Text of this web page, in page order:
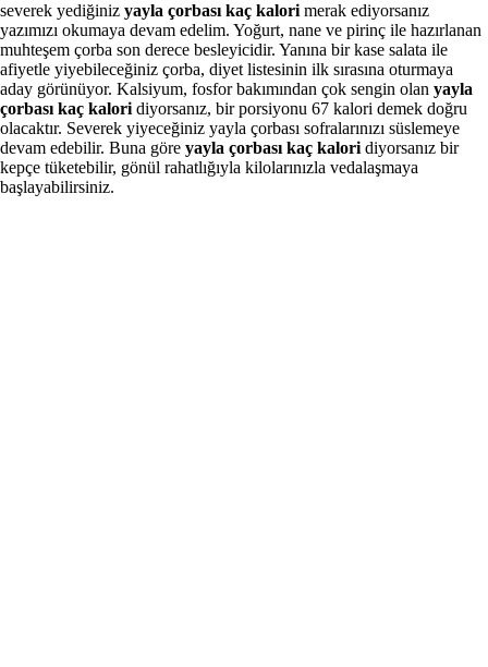
severek yediğiniz yayla çorbası kaç kalori merak ediyorsanız
yazımızı okumaya devam edelim. Yoğurt, nane ve pirinç ile hazırlanan
muhteşem çorba son derece besleyicidir. Yanına bir kase salata ile
afiyetle yiyebileceğiniz çorba, diyet listesinin ilk sırasına oturmaya
aday görünüyor. Kalsiyum, fosfor bakımından çok sengin olan yayla
çorbası kaç kalori diyorsanız, bir porsiyonu 67 kalori demek doğru
olacaktır. Severek yiyeceğiniz yayla çorbası sofralarınızı süslemeye
devam edebilir. Buna göre yayla çorbası kaç kalori diyorsanız bir
kepçe tüketebilir, gönül rahatlığıyla kilolarınızla vedalaşmaya
başlayabilirsiniz.